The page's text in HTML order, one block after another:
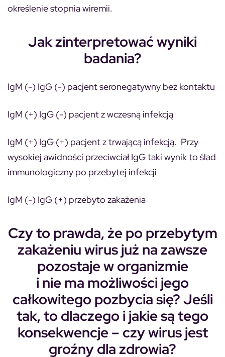
określenie stopnia wiremii.
Jak zinterpretować wyniki
badania?
IgM (-) IgG (-) pacjent seronegatywny bez kontaktu
IgM (+) IgG (-) pacjent z wczesną infekcją
IgM (+) IgG (+) pacjent z trwającą infekcją. Przy
wysokiej awidności przeciwciał IgG taki wynik to ślad
immunologiczny po przebytej infekcji
IgM (-) IgG (+) przebyto zakażenia
Czy to prawda, że po przebytym
zakażeniu wirus już na zawsze
pozostaje w organizmie
i nie ma możliwości jego
całkowitego pozbycia się? Jeśli
tak, to dlaczego i jakie są tego
konsekwencje – czy wirus jest
groźny dla zdrowia?